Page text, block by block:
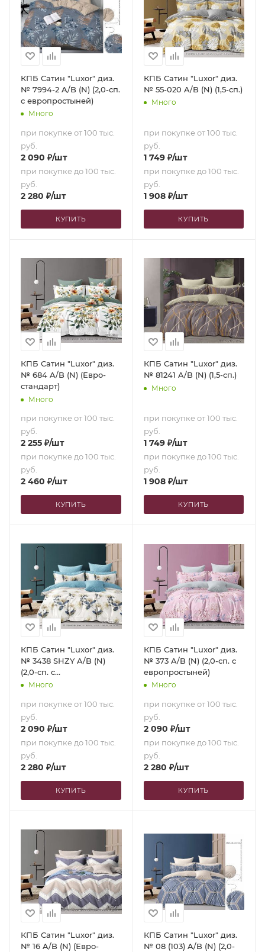
КПБ Сатин "Luxor" диз.
№ 7994-2 A/B (N) (2,0-сп.
с европростыней)
Много
при покупке от 100 тыс.
руб.
2 090 ₽/шт
при покупке до 100 тыс.
руб.
2 280 ₽/шт
КУПИТЬ
КПБ Сатин "Luxor" диз.
№ 55-020 A/B (N) (1,5-сп.)
Много
при покупке от 100 тыс.
руб.
1 749₽/шт
при покупке до 100 тыс.
руб.
1 908₽/шт
КУПИТЬ
КПБ Сатин "Luxor" диз.
№ 684 A/B (N) (Евро-
стандарт)
Много
при покупке от 100 тыс.
руб.
2 255 ₽/шт
при покупке до 100 тыс.
руб.
2 460 ₽/шт
КУПИТЬ
КПБ Сатин "Luxor" диз.
№ 81241 A/B (N) (1,5-сп.)
Много
при покупке от 100 тыс.
руб.
1 749₽/шт
при покупке до 100 тыс.
руб.
1 908₽/шт
КУПИТЬ
КПБ Сатин "Luxor" диз.
№ 3438 SHZY A/B (N)
(2,0-сп. с
европростыней)
Много
при покупке от 100 тыс.
руб.
2 090 ₽/шт
при покупке до 100 тыс.
руб.
2 280 ₽/шт
КУПИТЬ
КПБ Сатин "Luxor" диз.
№ 373 A/B (N) (2,0-сп. с
европростыней)
Много
при покупке от 100 тыс.
руб.
2 090 ₽/шт
при покупке до 100 тыс.
руб.
2 280 ₽/шт
КУПИТЬ
КПБ Сатин "Luxor" диз.
№ 16 A/B (N) (Евро-
КПБ Сатин "Luxor" диз.
№ 08 (103) A/B (N) (2,0-